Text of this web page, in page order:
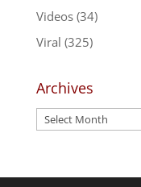
Videos(34)
Viral (325)
Archives
Archives